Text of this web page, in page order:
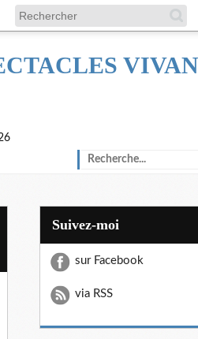
Suivez-moi
sur Facebook
via RSS